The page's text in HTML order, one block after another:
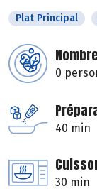
Plat Principal
0
40 min
30 min